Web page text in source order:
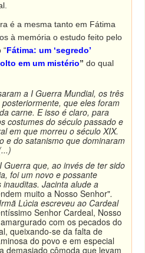
é a mesma tanto em Fátima
à memória o estudo feito pelo
Fátima: um ‘segredo’
em um mistério”do qual
a I Guerra Mundial, os três
que eles foram
carne. E isso é claro, para
costumes do século passado e
em que morreu o século XIX.
e do satanismo que dominaram
Guerra que, ao invés de ter sido
foi um novo e possante
Jacinta alude a
muito a Nosso Senhor".
Lúcia escreveu ao Cardeal
Senhor Cardeal, Nosso
com os pecados do
queixando-se da falta de
do povo e em especial
demasiado cômoda que levam